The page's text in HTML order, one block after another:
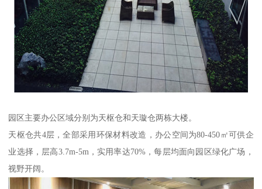
园区主要办公区域分别为天枢仓和天璇仓两栋大楼。
天枢仓共4层，全部采用环保材料改造，办公空间为80-450㎡可供企
业选择，层高3.7m-5m，实用率达70%，每层均面向园区绿化广场，
视野开阔。